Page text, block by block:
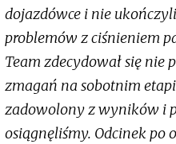
dojazdówce i nie
problemów z ciśnieniem
Team zdecydował się
zmagań na sobotnim
zadowolony z wyników i
osiągnęliśmy. Odcinek po